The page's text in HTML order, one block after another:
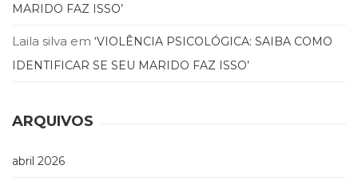
MARIDO FAZ ISSO’
Laila silva em ‘VIOLÊNCIA PSICOLÓGICA: SAIBA COMO
IDENTIFICAR SE SEU MARIDO FAZ ISSO’
ARQUIVOS
abril 2026